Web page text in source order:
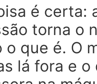
é certa:
torna o
o que é. O
lá fora e o